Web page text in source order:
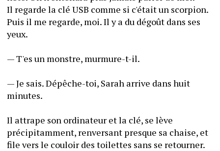
Il regarde la clé USB comme si c'était un scorpion.
Puis il me regarde, moi. Il y a du dégoût dans ses
yeux.
— T'es un monstre, murmure-t-il.
— Je sais. Dépêche-toi, Sarah arrive dans huit
minutes.
Il attrape son ordinateur et la clé, se lève
précipitamment, renversant presque sa chaise, et
file vers le couloir des toilettes sans se retourner.